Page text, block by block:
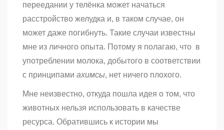
переедании у телёнка может начаться
расстройство желудка и, в таком случае, он
может даже погибнуть. Такие случаи известны
мне из личного опыта. Потому я полагаю, что в
употреблении молока, добытого в соответствии
с принципами ахимсы, нет ничего плохого.
Мне неизвестно, откуда пошла идея о том, что
животных нельзя использовать в качестве
ресурса. Обратившись к истории мы